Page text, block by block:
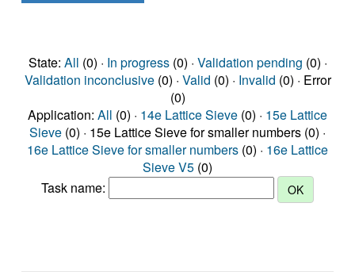
State: All (0) · In progress(0) · Validation pending (0) ·
Validation inconclusive(0) · Valid (0) · Invalid (0) · Error
(0)
Application: All (0) · 14e Lattice Sieve (0) · 15e Lattice
Sieve (0) · 15e Lattice Sieve for smaller numbers (0) ·
16e Lattice Sieve for smaller numbers (0) · 16e Lattice
Sieve V5 (0)
Task name: